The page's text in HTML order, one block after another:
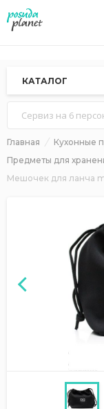
КАТАЛОГ
Сервиз на 6
Главная
Кухонные
Предметы для
Мешочек для ланча